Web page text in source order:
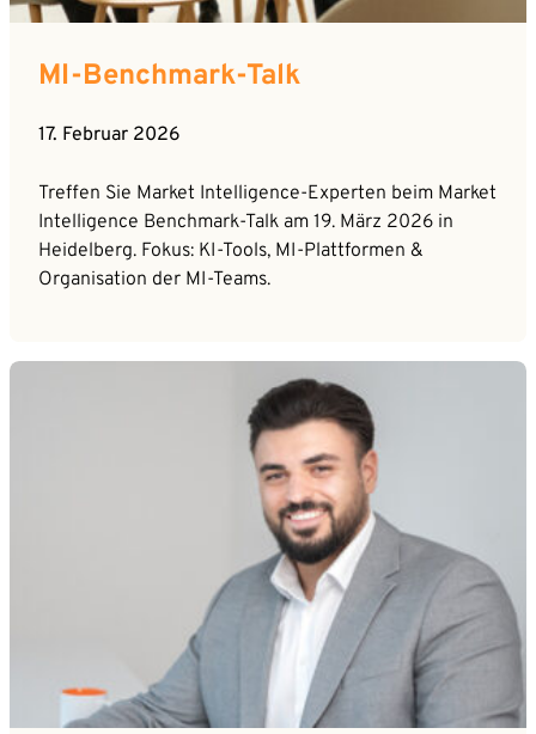
MI-Benchmark-Talk
17. Februar 2026
Treffen Sie Market Intelligence-Experten beim Market
Intelligence Benchmark-Talk am 19. März 2026 in
Heidelberg. Fokus: KI-Tools, MI-Plattformen &
Organisation der MI-Teams.